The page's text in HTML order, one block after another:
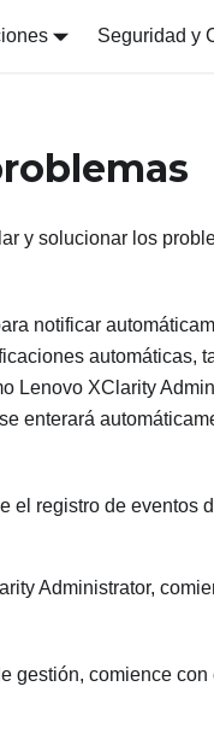
Seguridad y
y solucionar los
notificar
automáticas,
Lenovo XClarity
enterará
el registro de eventos
Administrator,
gestión, comience